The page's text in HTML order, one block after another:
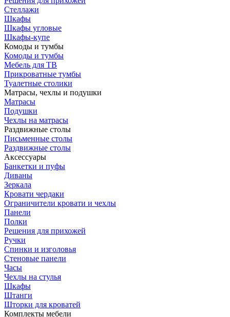
Стеллажи
Шкафы
Шкафы угловые
Шкафы-купе
Комоды и тумбы
Комоды и тумбы
Мебель для ТВ
Прикроватные тумбы
Туалетные столики
Матрасы, чехлы и подушки
Матрасы
Подушки
Чехлы на матрасы
Раздвижные столы
Письменные столы
Раздвижные столы
Аксессуары
Банкетки и пуфы
Диваны
Зеркала
Кровати чердаки
Ограничители кровати и чехлы
Панели
Полки
Решения для прихожей
Ручки
Спинки и изголовья
Стеновые панели
Часы
Чехлы на стулья
Шкафы
Штанги
Шторки для кроватей
Комплекты мебели